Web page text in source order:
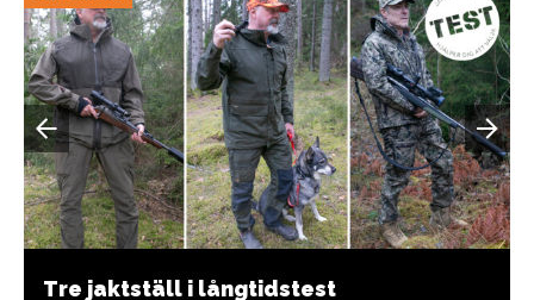
Tre jaktställ i långtidstest